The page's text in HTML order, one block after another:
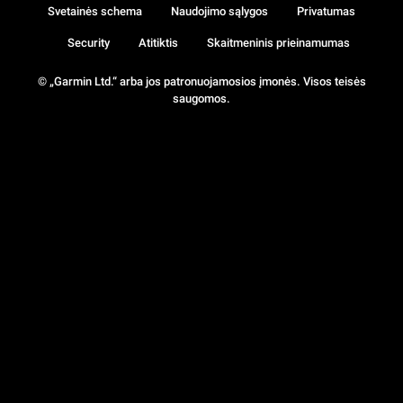
© „Garmin Ltd.“ arba jos patronuojamosios įmonės. Visos teisės
saugomos.
Svetainės schema Naudojimo sąlygos Privatumas
Security Atitiktis Skaitmeninis prieinamumas